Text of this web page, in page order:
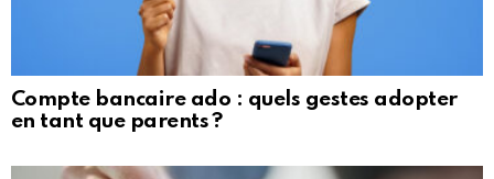
Compte bancaire ado : quels gestes adopter
en tant que parents ?